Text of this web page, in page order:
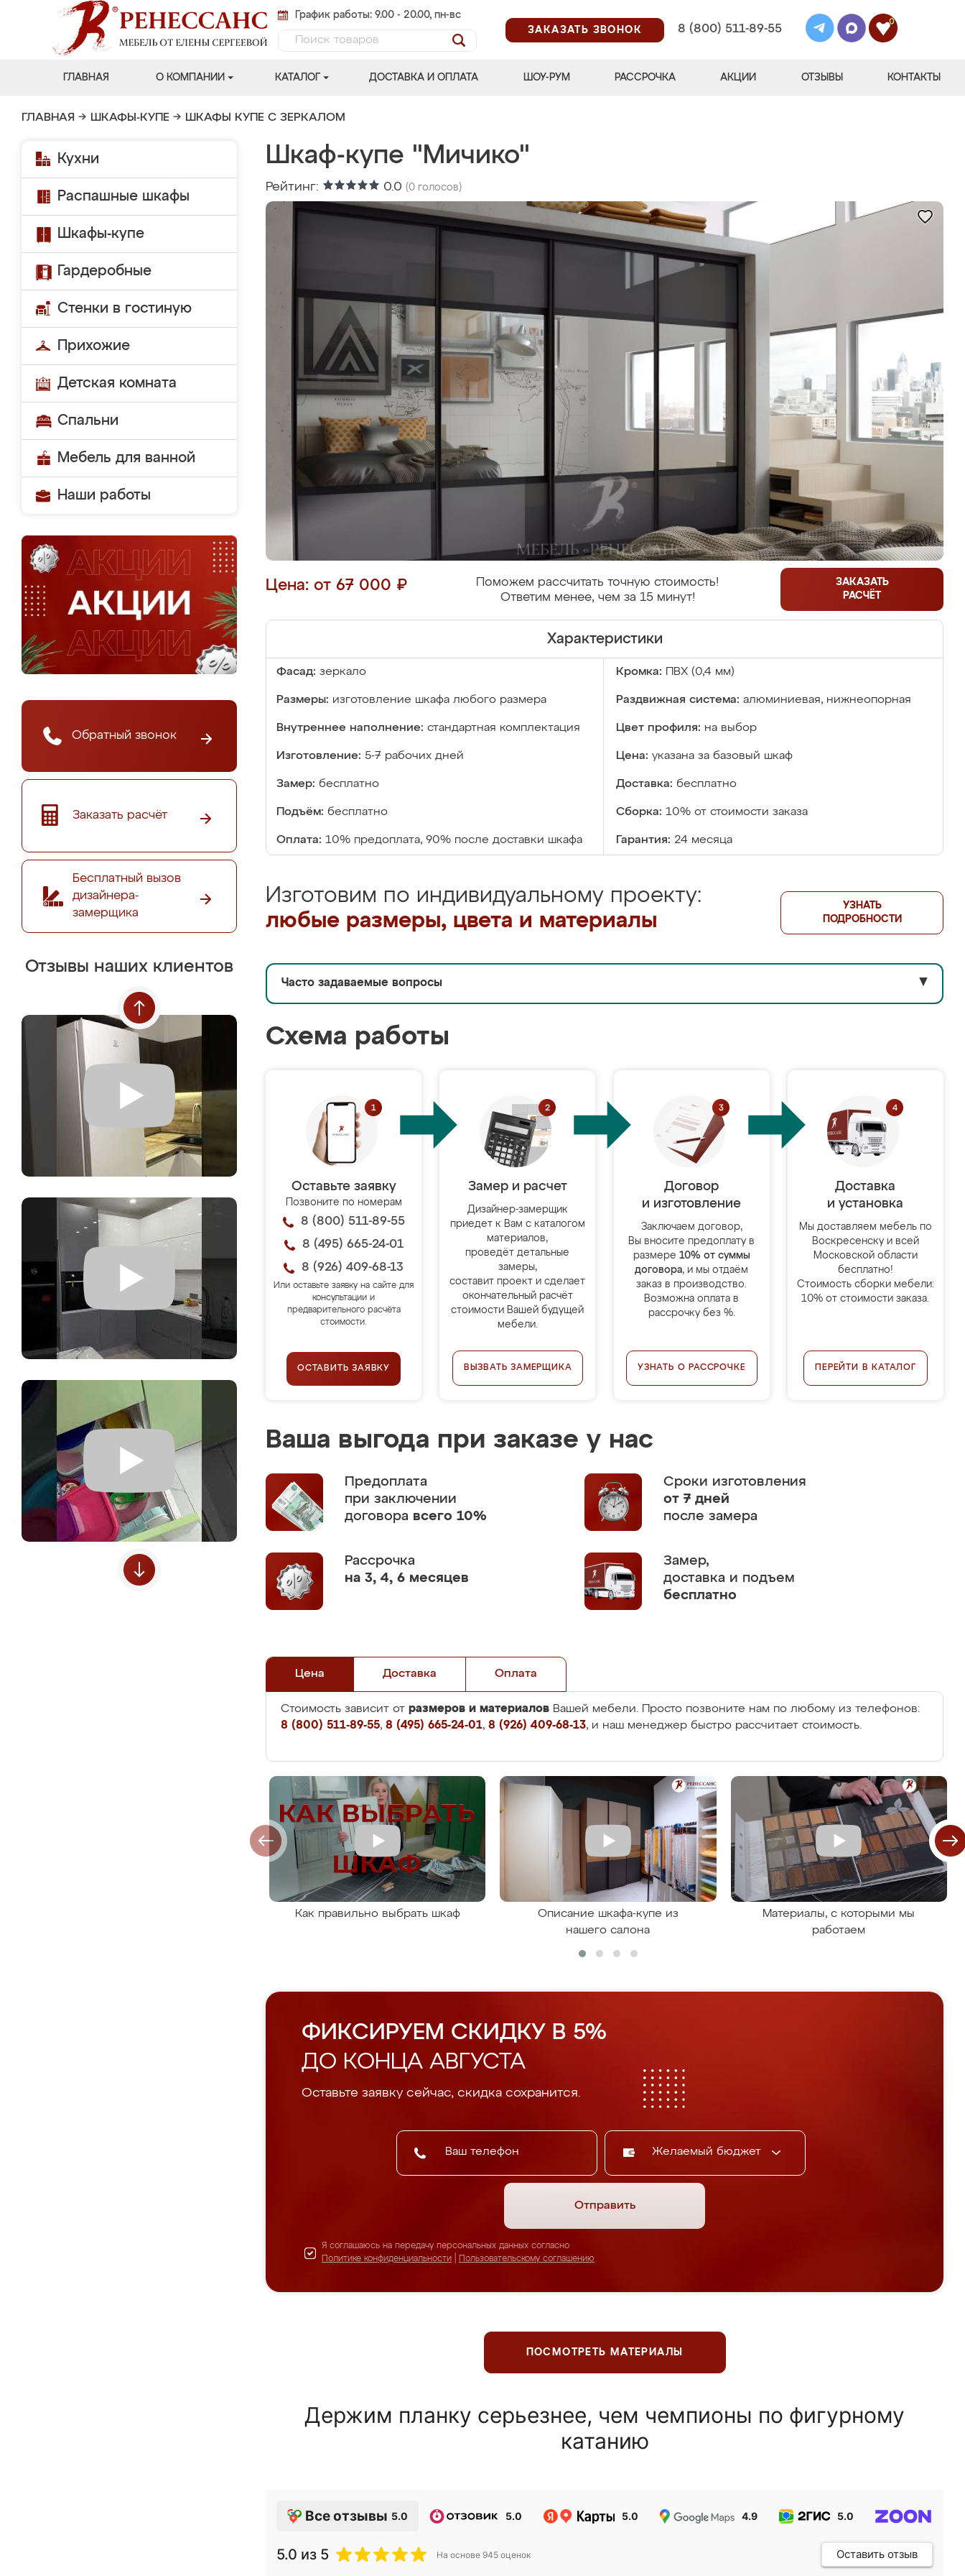
График работы: 9.00 - 20.00, пн-вс
ЗАКАЗАТЬ ЗВОНОК
8 (800) 511-89-55
0
ГЛАВНАЯ О КОМПАНИИ КАТАЛОГ ДОСТАВКА И ОПЛАТА ШОУ-РУМ РАССРОЧКА АКЦИИ ОТЗЫВЫ КОНТАКТЫ
ГЛАВНАЯ → ШКАФЫ-КУПЕ → ШКАФЫ КУПЕ С ЗЕРКАЛОМ
Кухни
Распашные шкафы
Шкафы-купе
Гардеробные
Стенки в гостиную
Прихожие
Детская комната
Спальни
Мебель для ванной
Наши работы
Обратный звонок
Заказать расчёт
Бесплатный вызов
дизайнера-
замерщика
Отзывы наших клиентов
Шкаф-купе "Мичико"
Рейтинг: 0.0 (0 голосов)
Цена: от 67 000 ₽
Поможем рассчитать точную стоимость!
Ответим менее, чем за 15 минут!
ЗАКАЗАТЬ
РАСЧЁТ
Характеристики
Фасад: зеркало Кромка: ПВХ (0,4 мм)
Размеры: изготовление шкафа любого размера Раздвижная система: алюминиевая, нижнеопорная
Внутреннее наполнение: стандартная комплектация Цвет профиля: на выбор
Изготовление: 5-7 рабочих дней Цена: указана за базовый шкаф
Замер: бесплатно Доставка: бесплатно
Подъём: бесплатно Сборка: 10% от стоимости заказа
Оплата: 10% предоплата, 90% после доставки шкафа Гарантия: 24 месяца
Изготовим по индивидуальному проекту:
любые размеры, цвета и материалы
УЗНАТЬ
ПОДРОБНОСТИ
Часто задаваемые вопросы ▼
Схема работы
Оставьте заявку
Позвоните по номерам
8 (800) 511-89-55
8 (495) 665-24-01
8 (926) 409-68-13
Или оставьте заявку на сайте для
консультации и
предварительного расчёта
стоимости.
ОСТАВИТЬ ЗАЯВКУ
Замер и расчет
Дизайнер-замерщик
приедет к Вам с каталогом
материалов,
проведёт детальные
замеры,
составит проект и сделает
окончательный расчёт
стоимости Вашей будущей
мебели.
ВЫЗВАТЬ ЗАМЕРЩИКА
Договор
и изготовление
Заключаем договор,
Вы вносите предоплату в
размере 10% от суммы
договора, и мы отдаём
заказ в производство.
Возможна оплата в
рассрочку без %.
УЗНАТЬ О РАССРОЧКЕ
Доставка
и установка
Мы доставляем мебель по
Воскресенску и всей
Московской области
бесплатно!
Стоимость сборки мебели:
10% от стоимости заказа.
ПЕРЕЙТИ В КАТАЛОГ
Ваша выгода при заказе у нас
Предоплата
при заключении
договора всего 10%
Сроки изготовления
от 7 дней
после замера
Рассрочка
на 3, 4, 6 месяцев
Замер,
доставка и подъем
бесплатно
Цена Доставка Оплата
Стоимость зависит от размеров и материалов Вашей мебели. Просто позвоните нам по любому из телефонов:
8 (800) 511-89-55, 8 (495) 665-24-01, 8 (926) 409-68-13, и наш менеджер быстро рассчитает стоимость.
Как правильно выбрать шкаф
Описание шкафа-купе из
нашего салона
Материалы, с которыми мы
работаем
ФИКСИРУЕМ СКИДКУ В 5%
ДО КОНЦА АВГУСТА
Оставьте заявку сейчас, скидка сохранится.
Желаемый бюджет
Отправить
Я соглашаюсь на передачу персональных данных согласно
Политике конфиденциальности
Пользовательскому соглашению
ПОСМОТРЕТЬ МАТЕРИАЛЫ
Держим планку серьезнее, чем чемпионы по фигурному
катанию
Все отзывы 5.0 5.0 5.0 4.9 5.0
5.0 из 5 На основе 945 оценок Оставить отзыв